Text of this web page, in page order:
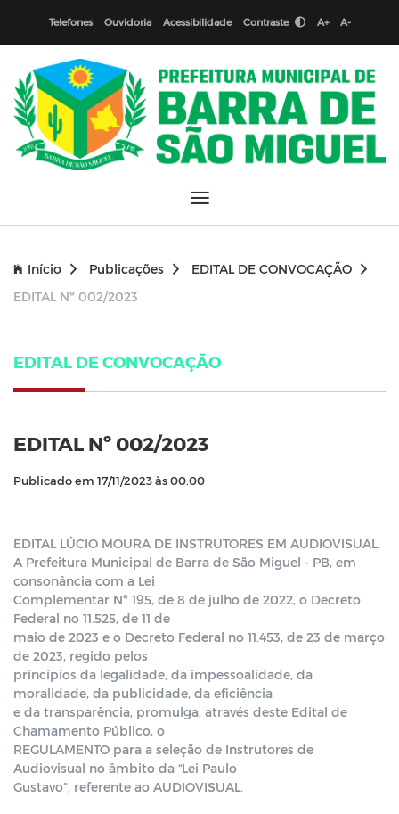
Telefones Ouvidoria Acessibilidade Contraste A+ A-
Início Publicações
EDITAL DE CONVOCAÇÃO
EDITAL Nº 002/2023
EDITAL DE CONVOCAÇÃO
EDITAL Nº 002/2023
Publicado em 17/11/2023 às 00:00
EDITAL LÚCIO MOURA DE INSTRUTORES EM AUDIOVISUAL.
A Prefeitura Municipal de Barra de São Miguel - PB, em
consonância com a Lei
Complementar Nº 195, de 8 de julho de 2022, o Decreto
Federal no 11.525, de 11 de
maio de 2023 e o Decreto Federal no 11.453, de 23 de março
de 2023, regido pelos
princípios da legalidade, da impessoalidade, da
moralidade, da publicidade, da eficiência
e da transparência, promulga, através deste Edital de
Chamamento Público, o
REGULAMENTO para a seleção de Instrutores de
Audiovisual no âmbito da “Lei Paulo
Gustavo”, referente ao AUDIOVISUAL.